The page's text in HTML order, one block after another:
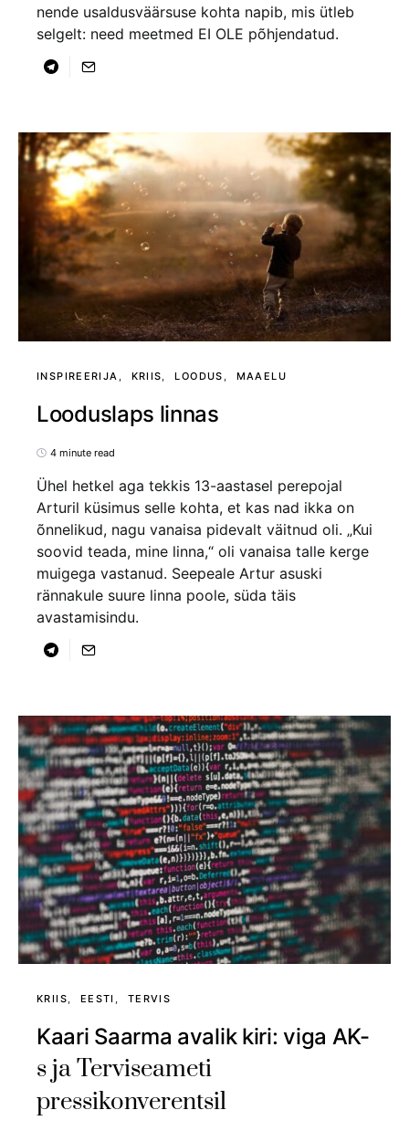
nende usaldusväärsuse kohta napib, mis ütleb
selgelt: need meetmed EI OLE põhjendatud.
INSPIREERIJA KRIIS LOODUS MAAELU
Looduslaps linnas
4 minute read
Ühel hetkel aga tekkis 13-aastasel perepojal
Arturil küsimus selle kohta, et kas nad ikka on
õnnelikud, nagu vanaisa pidevalt väitnud oli. „Kui
soovid teada, mine linna,“ oli vanaisa talle kerge
muigega vastanud. Seepeale Artur asuski
rännakule suure linna poole, süda täis
avastamisindu.
KRIIS EESTI TERVIS
Kaari Saarma avalik kiri: viga AK-
s ja Terviseameti
pressikonverentsil